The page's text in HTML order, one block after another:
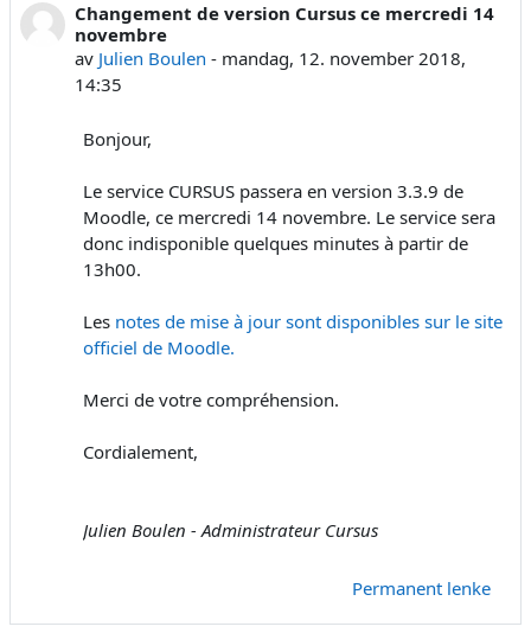
Changement de version Cursus ce mercredi 14
novembre
av Julien Boulen - mandag, 12. november 2018,
14:35
Antall svar: 0
Bonjour,
Le service CURSUS passera en version 3.3.9 de
Moodle, ce mercredi 14 novembre. Le service sera
donc indisponible quelques minutes à partir de
13h00.
Les notes de mise à jour sont disponibles sur le site
officiel de Moodle.
Merci de votre compréhension.
Cordialement,
Julien Boulen - Administrateur Cursus
Permanent lenke